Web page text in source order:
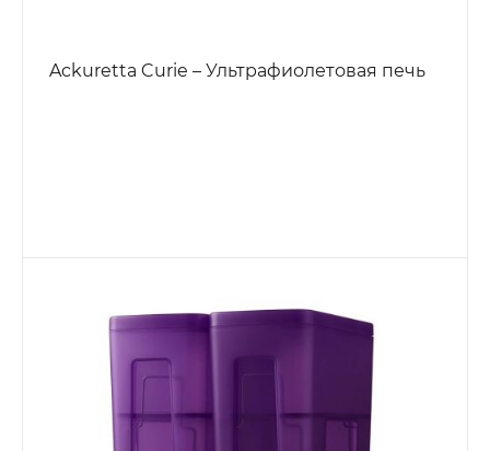
Ackuretta Curie – Ультрафиолетовая печь